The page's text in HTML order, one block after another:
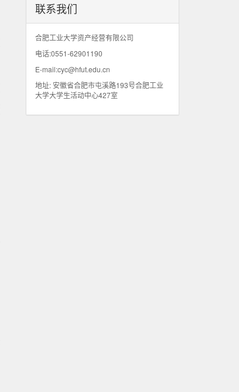
联系我们
合肥工业大学资产经营有限公司
电话:0551-62901190
E-mail:cyc@hfut.edu.cn
地址: 安徽省合肥市屯溪路193号合肥工业
大学大学生活动中心427室